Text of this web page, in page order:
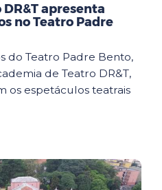
apresenta
no Teatro Padre
do Teatro Padre Bento,
de Teatro DR&T,
os espetáculos teatrais